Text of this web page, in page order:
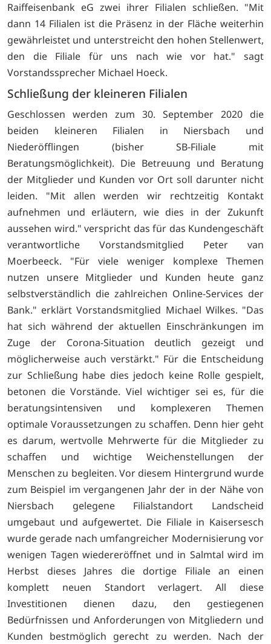
Raiffeisenbank eG zwei ihrer Filialen schließen. "Mit
dann 14 Filialen ist die Präsenz in der Fläche weiterhin
gewährleistet und unterstreicht den hohen Stellenwert,
den die Filiale für uns nach wie vor hat." sagt
Vorstandssprecher Michael Hoeck.
Schließung der kleineren Filialen
Geschlossen werden zum 30. September 2020 die
beiden kleineren Filialen in Niersbach und
Niederöfflingen (bisher SB-Filiale mit
Beratungsmöglichkeit). Die Betreuung und Beratung
der Mitglieder und Kunden vor Ort soll darunter nicht
leiden. "Mit allen werden wir rechtzeitig Kontakt
aufnehmen und erläutern, wie dies in der Zukunft
aussehen wird." verspricht das für das Kundengeschäft
verantwortliche Vorstandsmitglied Peter van
Moerbeeck. "Für viele weniger komplexe Themen
nutzen unsere Mitglieder und Kunden heute ganz
selbstverständlich die zahlreichen Online-Services der
Bank." erklärt Vorstandsmitglied Michael Wilkes. "Das
hat sich während der aktuellen Einschränkungen im
Zuge der Corona-Situation deutlich gezeigt und
möglicherweise auch verstärkt." Für die Entscheidung
zur Schließung habe dies jedoch keine Rolle gespielt,
betonen die Vorstände. Viel wichtiger sei es, für die
beratungsintensiven und komplexeren Themen
optimale Voraussetzungen zu schaffen. Denn hier geht
es darum, wertvolle Mehrwerte für die Mitglieder zu
schaffen und wichtige Weichenstellungen der
Menschen zu begleiten. Vor diesem Hintergrund wurde
zum Beispiel im vergangenen Jahr der in der Nähe von
Niersbach gelegene Filialstandort Landscheid
umgebaut und aufgewertet. Die Filiale in Kaisersesch
wurde gerade nach umfangreicher Modernisierung vor
wenigen Tagen wiedereröffnet und in Salmtal wird im
Herbst dieses Jahres die dortige Filiale an einen
komplett neuen Standort verlagert. All diese
Investitionen dienen dazu, den gestiegenen
Bedürfnissen und Anforderungen von Mitgliedern und
Kunden bestmöglich gerecht zu werden. Nach der